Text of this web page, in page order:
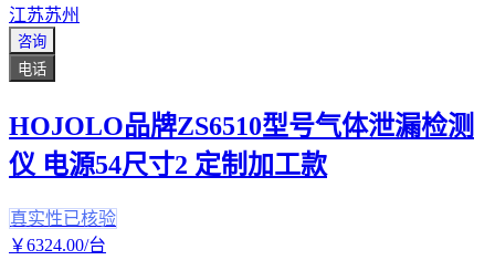
江苏苏州
咨询
电话
HOJOLO品牌ZS6510型号气体泄漏检测
仪 电源54尺寸2 定制加工款
真实性已核验
￥6324.00/台